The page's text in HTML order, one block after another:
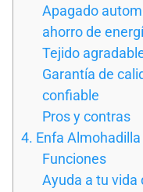
Apagado
ahorro de
Tejido
Garantía de
confiable
Pros y contras
4. Enfa
Funciones
Ayuda a tu vida